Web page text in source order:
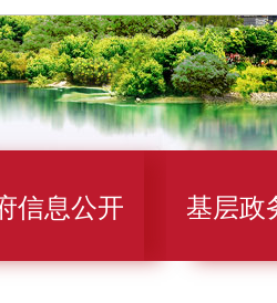
信息公开 基层政